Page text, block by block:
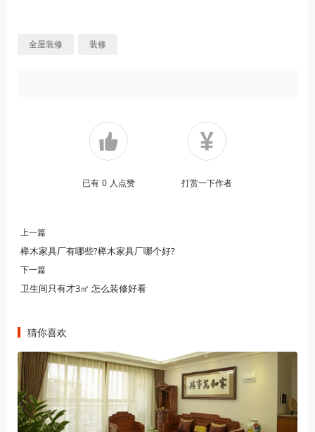
全屋装修 装修
已有 0 人点赞 打赏一下作者
上一篇
榉木家具厂有哪些?榉木家具厂哪个好?
下一篇
卫生间只有才3㎡ 怎么装修好看
猜你喜欢